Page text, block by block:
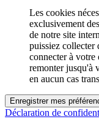
Les cookies
exclusivement
de notre site
puissiez collecter
connecter à votre
remonter jusqu'à
en aucun cas
Enregistrer mes
Déclaration de